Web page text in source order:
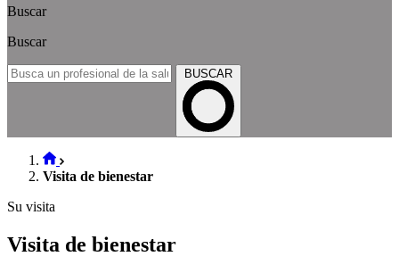
Buscar
Buscar
BUSCAR
Visita de bienestar
Su visita
Visita de bienestar